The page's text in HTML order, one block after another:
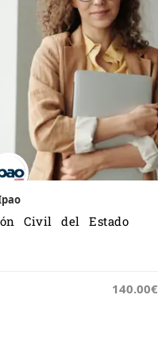
Civil del Estado
140.00€